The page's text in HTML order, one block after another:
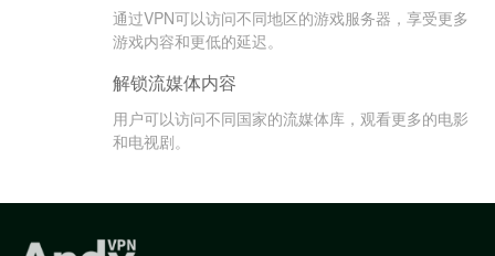
通过VPN可以访问不同地区的游戏服务器，享受更多
游戏内容和更低的延迟。
解锁流媒体内容
用户可以访问不同国家的流媒体库，观看更多的电影
和电视剧。